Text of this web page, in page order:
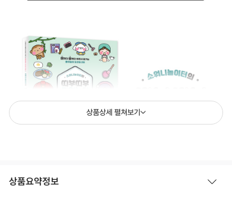
상품상세 펼쳐보기
상품요약정보